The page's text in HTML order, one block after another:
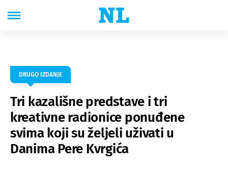
DRUGO IZDANJE
Tri kazališne predstave i tri
kreativne radionice ponuđene
svima koji su željeli uživati u
Danima Pere Kvrgića